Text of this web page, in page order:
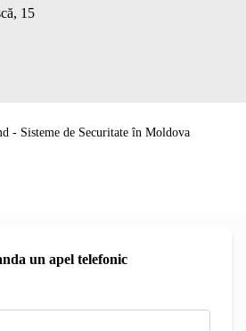
15
- Sisteme de Securitate în Moldova
un apel telefonic